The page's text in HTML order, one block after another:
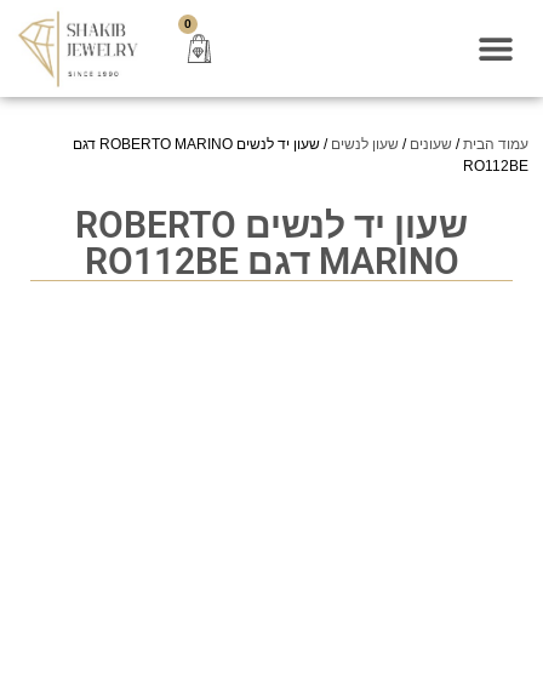
0
עמוד הבית/ שעונים / שעון לנשים
/ שעון יד לנשים ROBERTO MARINO דגם
RO112BE
שעון יד לנשים ROBERTO
MARINO דגם RO112BE